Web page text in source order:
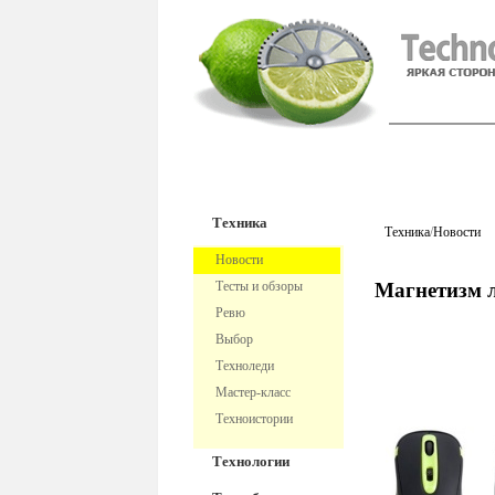
Техника
Новости
Тесты и обзоры
Ревю
Выбор
Техноледи
Мастер-класс
Техноистории
Технологии
Техника/Новости
Магнетизм